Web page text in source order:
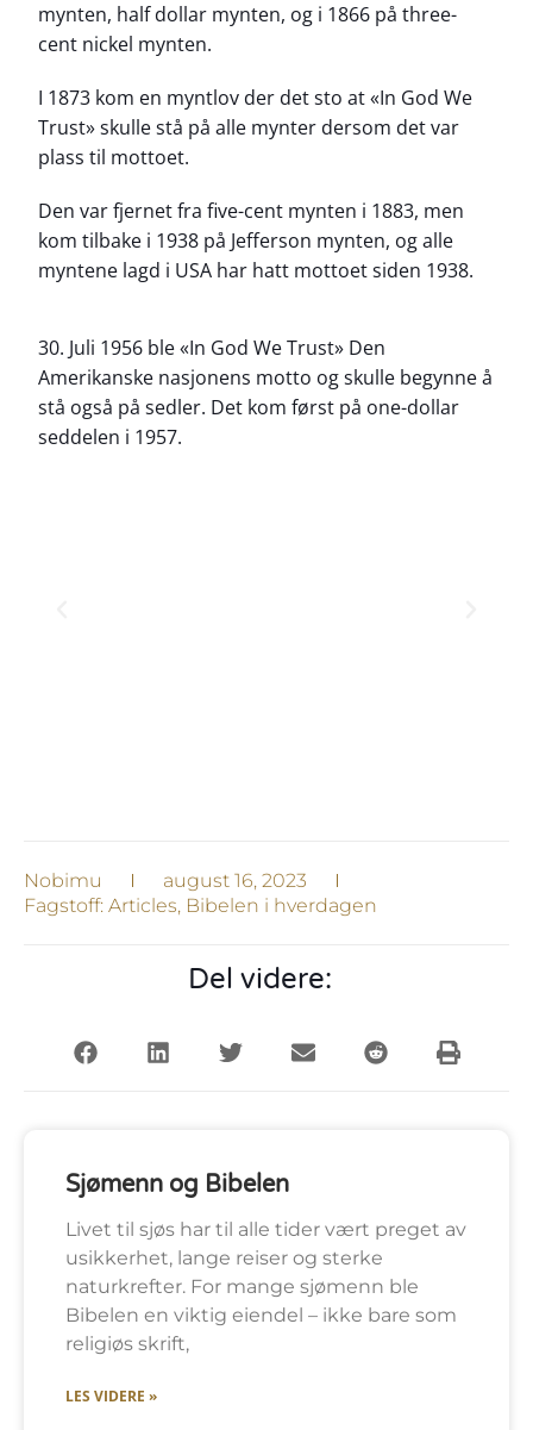
mynten, half dollar mynten, og i 1866 på three-
cent nickel mynten.
I 1873 kom en myntlov der det sto at «In God We
Trust» skulle stå på alle mynter dersom det var
plass til mottoet.
Den var fjernet fra five-cent mynten i 1883, men
kom tilbake i 1938 på Jefferson mynten, og alle
myntene lagd i USA har hatt mottoet siden 1938.
30. Juli 1956 ble «In God We Trust» Den
Amerikanske nasjonens motto og skulle begynne å
stå også på sedler. Det kom først på one-dollar
seddelen i 1957.
Nobimu
august 16, 2023
Fagstoff: Articles, Bibelen i hverdagen
Del videre:
Sjømenn og Bibelen
Livet til sjøs har til alle tider vært preget av
usikkerhet, lange reiser og sterke
naturkrefter. For mange sjømenn ble
Bibelen en viktig eiendel – ikke bare som
religiøs skrift,
LES VIDERE »